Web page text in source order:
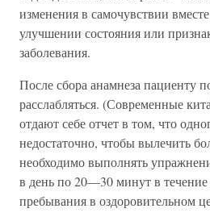
изменения в самочувствии
улучшении состояния или
заболевания.
После сбора анамнеза пациенту
расслабляться. (Современные
отдают себе отчет в том, что
недостаточно, чтобы вылечить
необходимо выполнять
в день по 20—30 минут в течение
пребывания в оздоровительном